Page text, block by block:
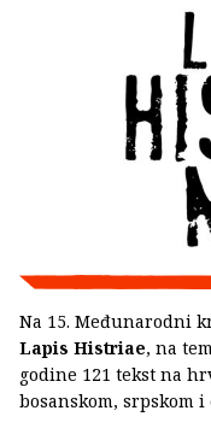
Na 15. Međunarodni
Lapis Histriae, na
godine 121 tekst na
bosanskom, srpskom